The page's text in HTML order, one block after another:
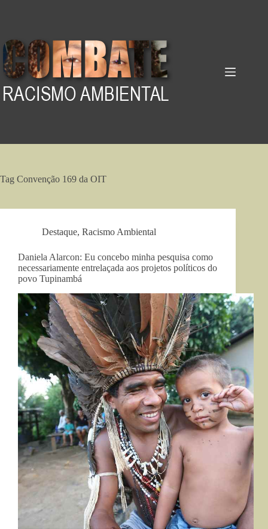
Tag Convenção 169 da OIT
Destaque, Racismo Ambiental
Daniela Alarcon: Eu concebo minha pesquisa como
necessariamente entrelaçada aos projetos políticos do
povo Tupinambá